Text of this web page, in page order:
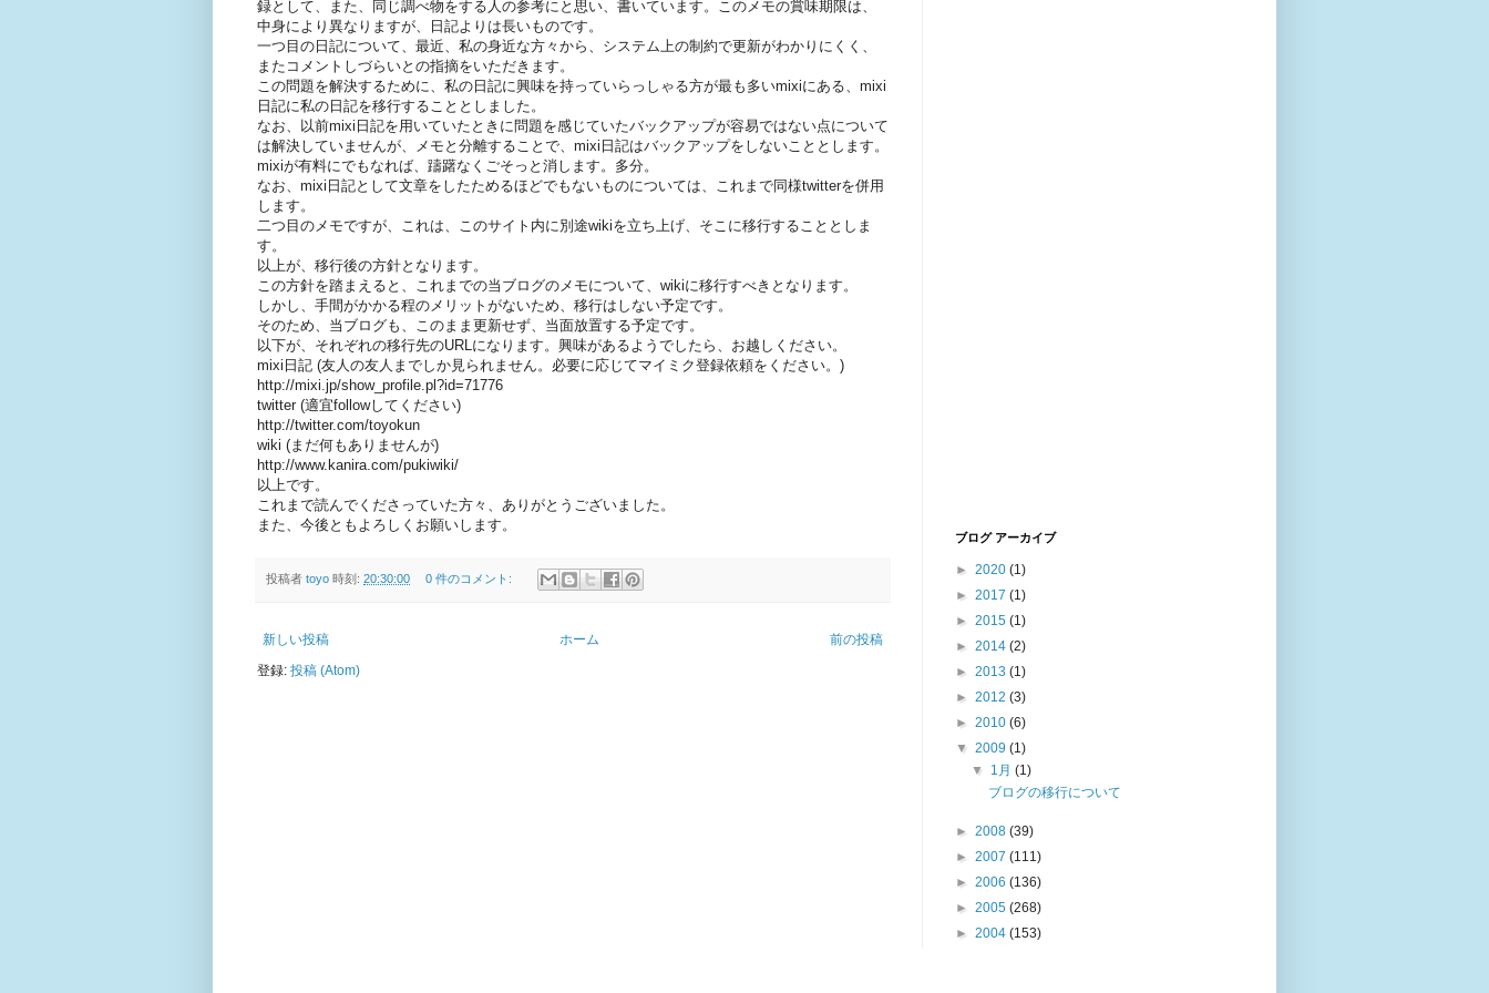
録として、また、同じ調べ物をする人の参考にと思い、書いています。このメモの賞味期限は、
中身により異なりますが、日記よりは長いものです。
一つ目の日記について、最近、私の身近な方々から、システム上の制約で更新がわかりにくく、
またコメントしづらいとの指摘をいただきます。
この問題を解決するために、私の日記に興味を持っていらっしゃる方が最も多いmixiにある、mixi
日記に私の日記を移行することとしました。
なお、以前mixi日記を用いていたときに問題を感じていたバックアップが容易ではない点について
は解決していませんが、メモと分離することで、mixi日記はバックアップをしないこととします。
mixiが有料にでもなれば、躊躇なくごそっと消します。多分。
なお、mixi日記として文章をしたためるほどでもないものについては、これまで同様twitterを併用
します。
二つ目のメモですが、これは、このサイト内に別途wikiを立ち上げ、そこに移行することとしま
す。
以上が、移行後の方針となります。
この方針を踏まえると、これまでの当ブログのメモについて、wikiに移行すべきとなります。
しかし、手間がかかる程のメリットがないため、移行はしない予定です。
そのため、当ブログも、このまま更新せず、当面放置する予定です。
以下が、それぞれの移行先のURLになります。興味があるようでしたら、お越しください。
mixi日記 (友人の友人までしか見られません。必要に応じてマイミク登録依頼をください。)
http://mixi.jp/show_profile.pl?id=71776
twitter (適宜followしてください)
http://twitter.com/toyokun
wiki (まだ何もありませんが)
http://www.kanira.com/pukiwiki/
以上です。
これまで読んでくださっていた方々、ありがとうございました。
また、今後ともよろしくお願いします。
投稿者 toyo 時刻: 20:30:00 0 件のコメント:
新しい投稿 前の投稿
ホーム
登録: 投稿 (Atom)
ブログ アーカイブ
► 2020 (1)
► 2017 (1)
► 2015 (1)
► 2014 (2)
► 2013 (1)
► 2012 (3)
► 2010 (6)
▼ 2009 (1)
▼ 1月(1)
ブログの移行について
► 2008 (39)
► 2007 (111)
► 2006 (136)
► 2005 (268)
► 2004 (153)